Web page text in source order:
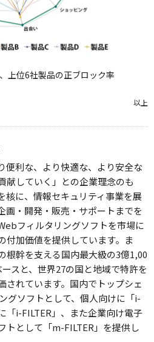
上位6社製品の正ブロック率
以上
便利な、より快適な、より安全な
献していく」との企業理念のも
核に、情報セキュリティ事業を展
画・開発・販売・サポートまでを
フィルタリングソフトを市場に
付加価値を提供しています。ま
根幹を支える国内最大級の3億1,00
スと、世界27の国と地域で特許を
されています。国内でトップシェ
グソフトとして、個人向けに「i-
「i-FILTER」、また企業向け電子
トとして「m-FILTER」を提供し